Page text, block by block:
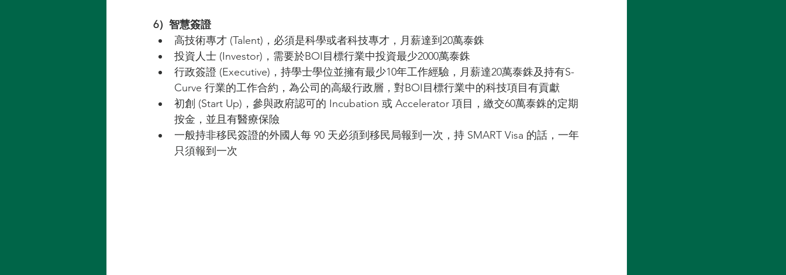
6）智慧簽證
高技術專才 (Talent)，必須是科學或者科技專才，月薪達到20萬泰銖
投資人士 (Investor)，需要於BOI目標行業中投資最少2000萬泰銖
行政簽證 (Executive)，持學士學位並擁有最少10年工作經驗，月薪達20萬泰銖及持有S-
Curve 行業的工作合約，為公司的高級行政層，對BOI目標行業中的科技項目有貢獻
初創 (Start Up)，參與政府認可的 Incubation 或 Accelerator 項目，繳交60萬泰銖的定期
按金，並且有醫療保險
一般持非移民簽證的外國人每 90 天必須到移民局報到一次，持 SMART Visa 的話，一年
只須報到一次